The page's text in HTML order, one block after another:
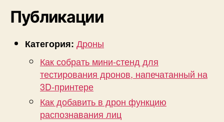
Публикации
Категория: Дроны
Как собрать мини-стенд для
тестирования дронов, напечатанный на
3D-принтере
Как добавить в дрон функцию
распознавания лиц